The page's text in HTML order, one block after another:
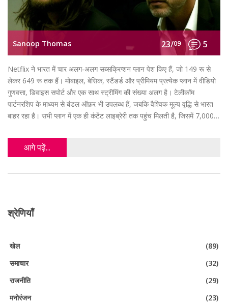
Sanoop Thomas 23/09 5
Netflix ने भारत में चार अलग‑अलग सब्सक्रिप्शन प्लान पेश किए हैं, जो 149 रू से
लेकर 649 रू तक हैं। मोबाइल, बेसिक, स्टैंडर्ड और प्रीमियम प्रत्येक प्लान में वीडियो
गुणवत्ता, डिवाइस सपोर्ट और एक साथ स्ट्रीमिंग की संख्या अलग है। टेलीकॉम
पार्टनरशिप के माध्यम से बंडल ऑफ़र भी उपलब्ध हैं, जबकि वैश्विक मूल्य वृद्धि से भारत
बाहर रहा है। सभी प्लान में एक ही कंटेंट लाइब्रेरी तक पहुंच मिलती है, जिसमें 7,000 से
आगे पढ़ें...
श्रेणियाँ
खेल
(89)
समाचार
(32)
राजनीति
(29)
मनोरंजन
(23)